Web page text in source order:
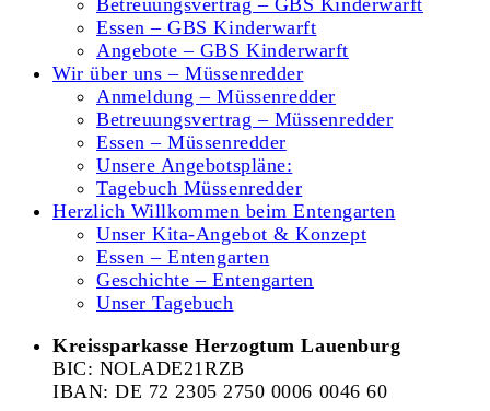
Betreuungsvertrag – GBS Kinderwarft
Essen – GBS Kinderwarft
Angebote – GBS Kinderwarft
Wir über uns – Müssenredder
Anmeldung – Müssenredder
Betreuungsvertrag – Müssenredder
Essen – Müssenredder
Unsere Angebotspläne:
Tagebuch Müssenredder
Herzlich Willkommen beim Entengarten
Unser Kita-Angebot & Konzept
Essen – Entengarten
Geschichte – Entengarten
Unser Tagebuch
Kreissparkasse Herzogtum Lauenburg
BIC: NOLADE21RZB
IBAN: DE 72 2305 2750 0006 0046 60